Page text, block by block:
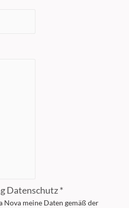
Datenschutz *
meine Daten gemäß der